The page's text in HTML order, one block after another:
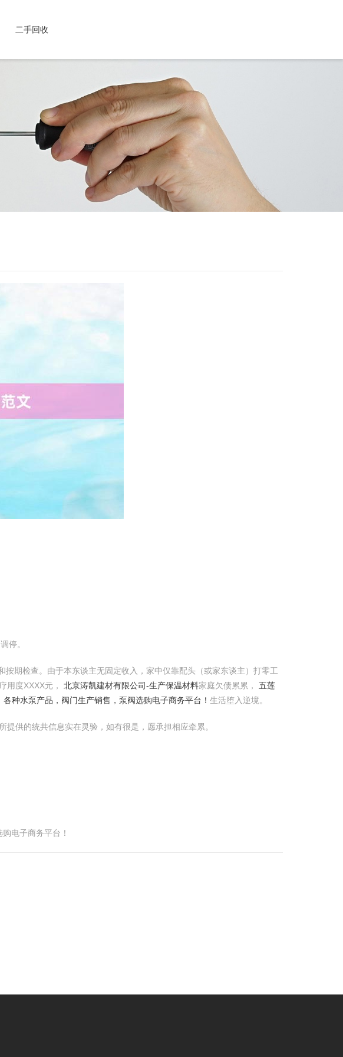
二手回收
停。
期检查。由于本东谈主无固定收入，家中仅靠配头（或家东谈主）打零工
用度XXXX元， 北京涛凯建材有限公司-生产保温材料家庭欠债累累， 五莲
种水泵产品，阀门生产销售，泵阀选购电子商务平台！ 生活堕入逆境。
供的统共信息实在灵验，如有很是，愿承担相应牵累。
电子商务平台！